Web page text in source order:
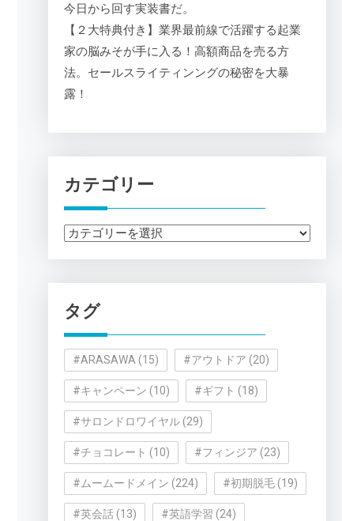
今日から回す実装書だ。
【２大特典付き】業界最前線で活躍する起業
家の脳みそが手に入る！高額商品を売る方
法。セールスライティンングの秘密を大暴
露！
カテゴリー
カ
ー
タグ
#ARASAWA (15) #アウトドア (20)
#キャンペーン (10) #ギフト (18)
#サロンドロワイヤル(29)
#チョコレート (10) #フィンジア (23)
#ムームードメイン (224) #初期脱毛(19)
#英会話(13) #英語学習 (24)